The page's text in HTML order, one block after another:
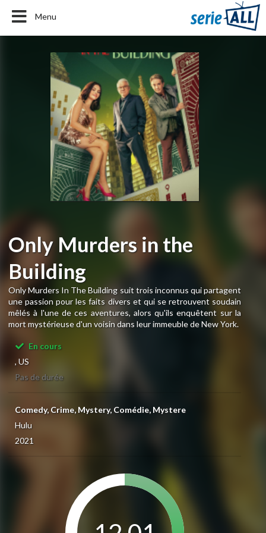
Menu
Only Murders in the
Building
Only Murders In The Building suit trois inconnus qui partagent
une passion pour les faits divers et qui se retrouvent soudain
mêlés à l'une de ces aventures, alors qu'ils enquêtent sur la
mort mystérieuse d'un voisin dans leur immeuble de New York.
En cours
, US
Pas de durée
Comedy, Crime, Mystery, Comédie, Mystere
Hulu
2021